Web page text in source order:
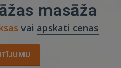
masāža
vai apskati cenas